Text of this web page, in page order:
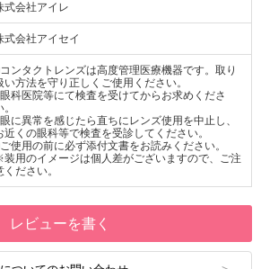
式会社アイレ
式会社アイセイ
ンタクトレンズは高度管理医療機器です。取り
い方法を守り正しくご使用ください。
科医院等にて検査を受けてからお求めくださ
。
に異常を感じたら直ちにレンズ使用を中止し、
近くの眼科等で検査を受診してください。
使用の前に必ず添付文書をお読みください。
用のイメージは個人差がございますので、ご注
ください。
レビューを書く